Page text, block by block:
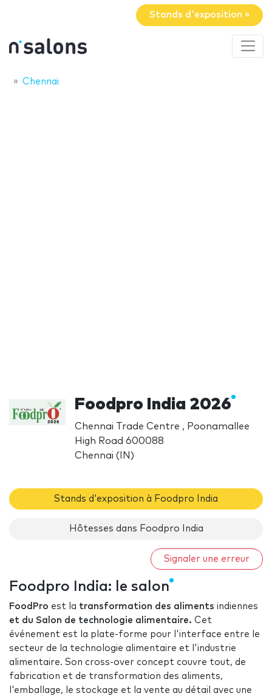
Stands d'exposition »
Chennai
Foodpro India 2026
Chennai Trade Centre , Poonamallee
High Road 600088
Chennai (IN)
Stands d'exposition à Foodpro India
Hôtesses dans Foodpro India
Signaler une erreur
Foodpro India: le salon
FoodPro est la transformation des aliments indiennes
et du Salon de technologie alimentaire. Cet
événement est la plate-forme pour l'interface entre le
secteur de la technologie alimentaire et l'industrie
alimentaire. Son cross-over concept couvre tout, de
fabrication et de transformation des aliments,
l'emballage, le stockage et la vente au détail avec une